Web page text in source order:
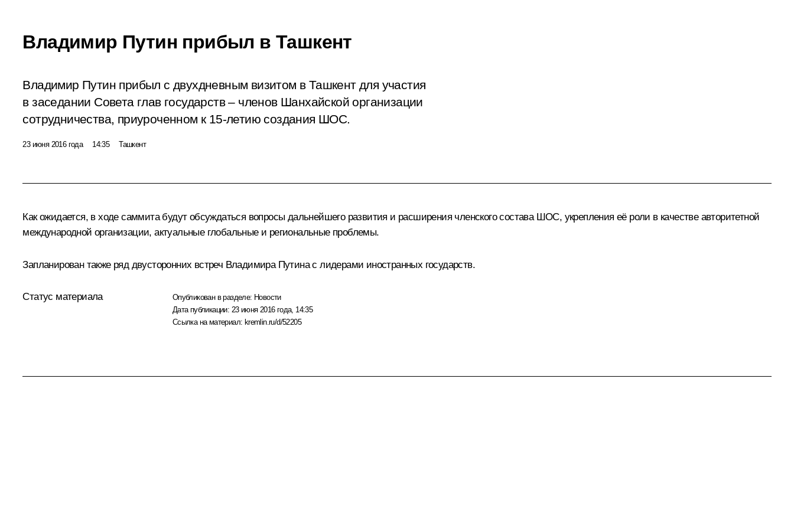
Владимир Путин прибыл в Ташкент
Владимир Путин прибыл с двухдневным визитом в Ташкент для участия
в заседании Совета глав государств – членов Шанхайской организации
сотрудничества, приуроченном к 15-летию создания ШОС.
23 июня 2016 года 14:35 Ташкент
Как ожидается, в ходе саммита будут обсуждаться вопросы дальнейшего развития и расширения членского состава ШОС, укрепления её роли в качестве авторитетной
международной организации, актуальные глобальные и региональные проблемы.
Запланирован также ряд двусторонних встреч Владимира Путина с лидерами иностранных государств.
Статус материала Опубликован в разделе: Новости
Дата публикации: 23 июня 2016 года, 14:35
Ссылка на материал: kremlin.ru/d/52205